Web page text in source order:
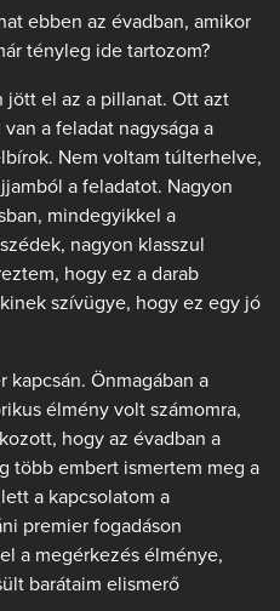
ebben az évadban, amikor
tényleg ide tartozom?
el az a pillanat. Ott azt
a feladat nagysága a
Nem voltam túlterhelve,
a feladatot. Nagyon
mindegyikkel a
nagyon klasszul
hogy ez a darab
szívügye, hogy ez egy jó
kapcsán. Önmagában a
élmény volt számomra,
hogy az évadban a
több embert ismertem meg a
a kapcsolatom a
premier fogadáson
a megérkezés élménye,
barátaim elismerő